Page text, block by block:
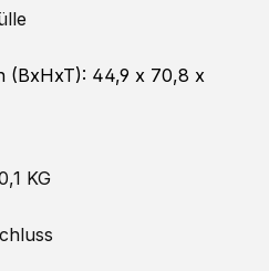
(BxHxT): 44,9 x 70,8 x
KG